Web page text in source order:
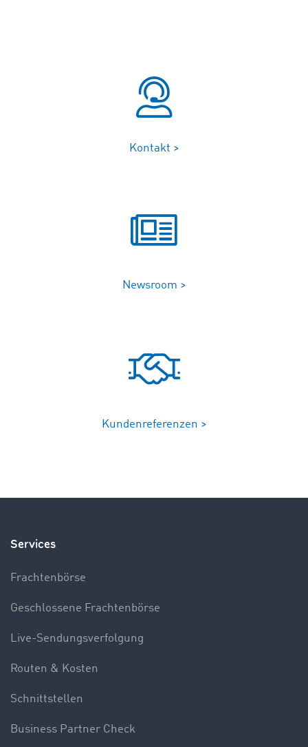
Kontakt >
Newsroom >
Kundenreferenzen >
Services
Frachtenbörse
Geschlossene Frachtenbörse
Live-Sendungsverfolgung
Routen & Kosten
Schnittstellen
Business Partner Check